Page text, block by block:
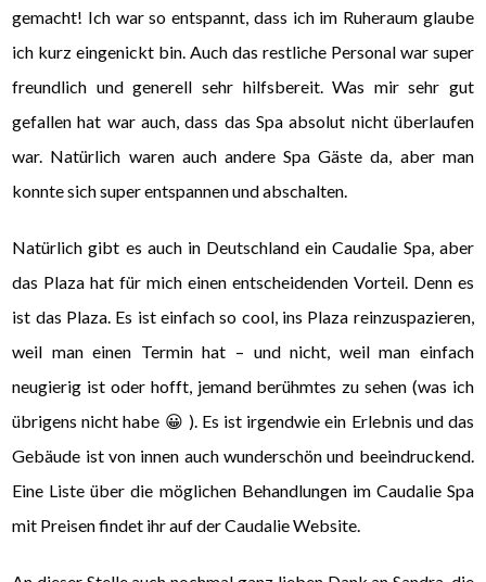
gemacht! Ich war so entspannt, dass ich im Ruheraum glaube
ich kurz eingenickt bin. Auch das restliche Personal war super
freundlich und generell sehr hilfsbereit. Was mir sehr gut
gefallen hat war auch, dass das Spa absolut nicht überlaufen
war. Natürlich waren auch andere Spa Gäste da, aber man
konnte sich super entspannen und abschalten.
Natürlich gibt es auch in Deutschland ein Caudalie Spa, aber
das Plaza hat für mich einen entscheidenden Vorteil. Denn es
ist das Plaza. Es ist einfach so cool, ins Plaza reinzuspazieren,
weil man einen Termin hat – und nicht, weil man einfach
neugierig ist oder hofft, jemand berühmtes zu sehen (was ich
übrigens nicht habe 😀 ). Es ist irgendwie ein Erlebnis und das
Gebäude ist von innen auch wunderschön und beeindruckend.
Eine Liste über die möglichen Behandlungen im Caudalie Spa
mit Preisen findet ihr auf der Caudalie Website.